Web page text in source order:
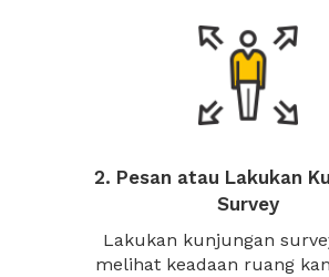
2. Pesan atau Lakukan
Survey
Lakukan kunjungan
melihat keadaan ruang